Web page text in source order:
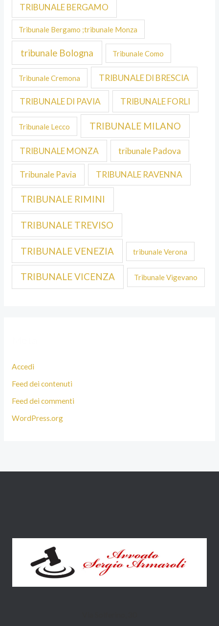
TRIBUNALE BERGAMO
Tribunale Bergamo ;tribunale Monza
tribunale Bologna Tribunale Como
Tribunale Cremona TRIBUNALE DI BRESCIA
TRIBUNALE DI PAVIA TRIBUNALE FORLI
Tribunale Lecco TRIBUNALE MILANO
TRIBUNALE MONZA tribunale Padova
Tribunale Pavia TRIBUNALE RAVENNA
TRIBUNALE RIMINI
TRIBUNALE TREVISO
TRIBUNALE VENEZIA tribunale Verona
TRIBUNALE VICENZA Tribunale Vigevano
Accedi
Feed dei contenuti
Feed dei commenti
WordPress.org